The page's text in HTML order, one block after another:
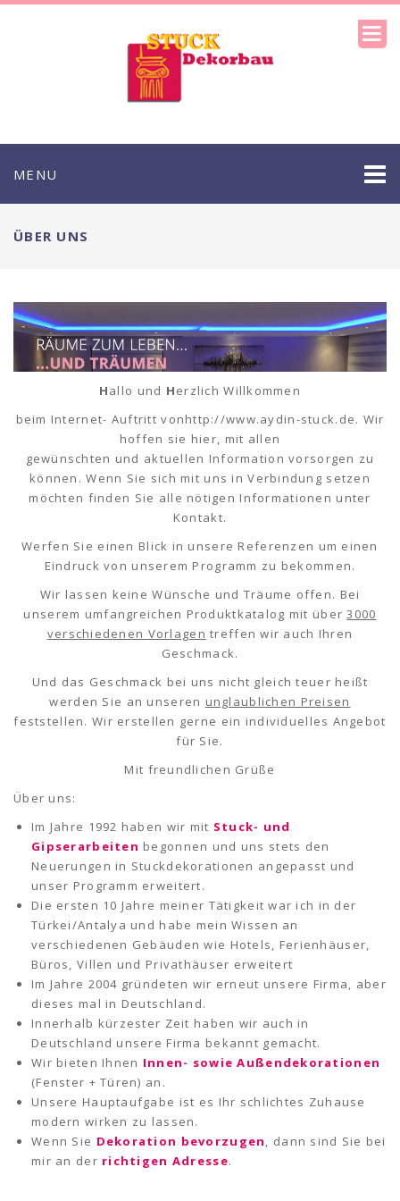
MENU
ÜBER UNS
Hallo und Herzlich Willkommen
beim Internet- Auftritt vonhttp://www.aydin-stuck.de. Wir
hoffen sie hier, mit allen
gewünschten und aktuellen Information vorsorgen zu
können. Wenn Sie sich mit uns in Verbindung setzen
möchten finden Sie alle nötigen Informationen unter
Kontakt.
Werfen Sie einen Blick in unsere Referenzen um einen
Eindruck von unserem Programm zu bekommen.
Wir lassen keine Wünsche und Träume offen. Bei
unserem umfangreichen Produktkatalog mit über3000
verschiedenen Vorlagen treffen wir auch Ihren
Geschmack.
Und das Geschmack bei uns nicht gleich teuer heißt
werden Sie an unseren unglaublichen Preisen
feststellen. Wir erstellen gerne ein individuelles Angebot
für Sie.
Mit freundlichen Grüße
Über uns:
Im Jahre 1992 haben wir mit Stuck- und
Gipserarbeiten begonnen und uns stets den
Neuerungen in Stuckdekorationen angepasst und
unser Programm erweitert.
Die ersten 10 Jahre meiner Tätigkeit war ich in der
Türkei/Antalya und habe mein Wissen an
verschiedenen Gebäuden wie Hotels, Ferienhäuser,
Büros, Villen und Privathäuser erweitert
Im Jahre 2004 gründeten wir erneut unsere Firma, aber
dieses mal in Deutschland.
Innerhalb kürzester Zeit haben wir auch in
Deutschland unsere Firma bekannt gemacht.
Wir bieten Ihnen Innen- sowie Außendekorationen
(Fenster + Türen) an.
Unsere Hauptaufgabe ist es Ihr schlichtes Zuhause
modern wirken zu lassen.
Wenn Sie Dekoration bevorzugen, dann sind Sie bei
mir an der richtigen Adresse.